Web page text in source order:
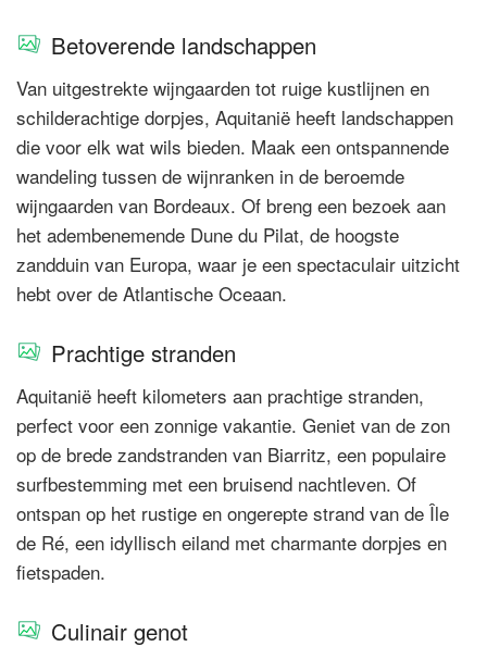
Betoverende landschappen
Van uitgestrekte wijngaarden tot ruige kustlijnen en
schilderachtige dorpjes, Aquitanië heeft landschappen
die voor elk wat wils bieden. Maak een ontspannende
wandeling tussen de wijnranken in de beroemde
wijngaarden van Bordeaux. Of breng een bezoek aan
het adembenemende Dune du Pilat, de hoogste
zandduin van Europa, waar je een spectaculair uitzicht
hebt over de Atlantische Oceaan.
Prachtige stranden
Aquitanië heeft kilometers aan prachtige stranden,
perfect voor een zonnige vakantie. Geniet van de zon
op de brede zandstranden van Biarritz, een populaire
surfbestemming met een bruisend nachtleven. Of
ontspan op het rustige en ongerepte strand van de Île
de Ré, een idyllisch eiland met charmante dorpjes en
fietspaden.
Culinair genot